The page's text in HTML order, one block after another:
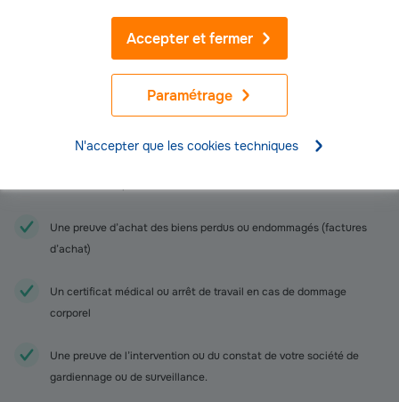
Paramétrage
Accepter et fermer
N'accepter que les cookies techniques
Pour accompagner votre lettre de déclaration, vous devez joindre des
documents justificatifs en fonction du sinistre :
Des photos de l’accident ou de l’état du logement après sinistre
Des témoignages signés et datés
Une preuve d’achat des biens perdus ou endommagés (factures
d’achat)
Un certificat médical ou arrêt de travail en cas de dommage
corporel
Une preuve de l’intervention ou du constat de votre société de
gardiennage ou de surveillance.